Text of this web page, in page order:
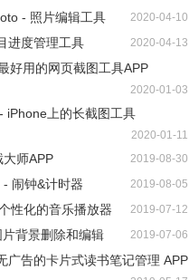
- 照片编辑工具 2020-04-10
进度管理工具 2020-04-13
好用的网页截图工具APP
2020-01-03
iPhone上的长截图工具
2020-01-11
师APP 2019-08-30
- 闹钟&计时器 2019-08-05
性化的音乐播放器 2019-07-12
背景删除和编辑 2019-07-06
广告的卡片式读书笔记管理 APP